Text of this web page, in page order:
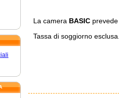
La camera BASIC
Tassa di soggiorno